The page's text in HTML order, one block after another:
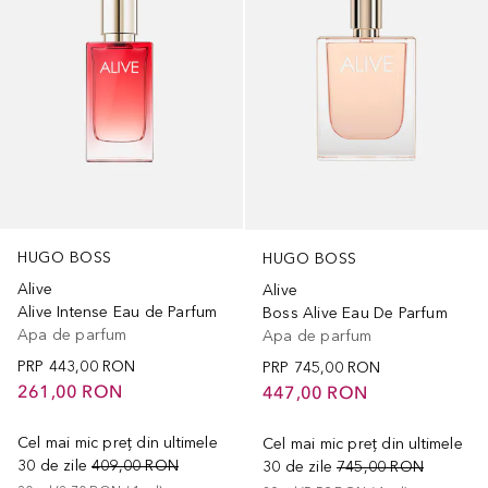
HUGO BOSS
Alive
Alive Intense Eau de Parfum
Apa de parfum
PRP 443,00 RON
261,00 RON
Cel mai mic preț din ultimele
30 de zile 409,00 RON
HUGO BOSS
Alive
Boss Alive Eau De Parfum
Apa de parfum
PRP 745,00 RON
447,00 RON
Cel mai mic preț din ultimele
30 de zile 745,00 RON